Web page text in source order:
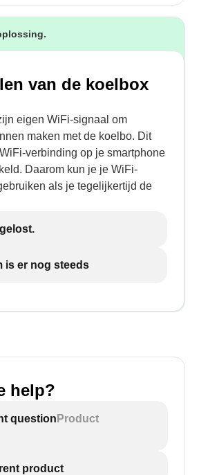
van de koelbox
eigen WiFi-signaal om
maken met de koelbo. Dit
verbinding op je smartphone
Daarom kun je je WiFi-
als je tegelijkertijd de
is er nog steeds
help?
question Product
product